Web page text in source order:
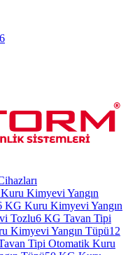
Kimyevi Yangın
KG Kuru Kimyevi Yangın
Tozlu6 KG Tavan Tipi
Kimyevi Yangın Tüpü12
Tipi Otomatik Kuru